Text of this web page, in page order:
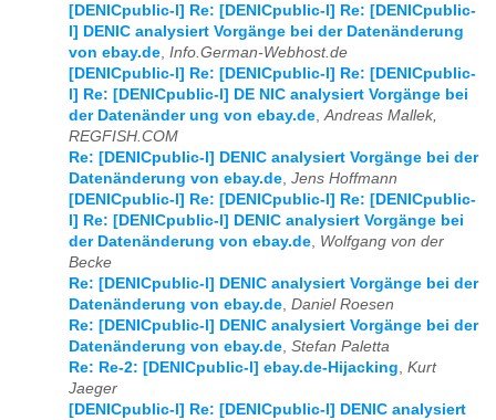
[DENICpublic-l] Re: [DENICpublic-l] Re: [DENICpublic-
l] DENIC analysiert Vorgänge bei der Datenänderung
von ebay.de, Info.German-Webhost.de
[DENICpublic-l] Re: [DENICpublic-l] Re: [DENICpublic-
l] Re: [DENICpublic-l] DE NIC analysiert Vorgänge bei
der Datenänder ung von ebay.de,Andreas Mallek,
REGFISH.COM
Re: [DENICpublic-l] DENIC analysiert Vorgänge bei der
Datenänderung von ebay.de, Jens Hoffmann
[DENICpublic-l] Re: [DENICpublic-l] Re: [DENICpublic-
l] Re: [DENICpublic-l] DENIC analysiert Vorgänge bei
der Datenänderung von ebay.de, Wolfgang von der
Becke
Re: [DENICpublic-l] DENIC analysiert Vorgänge bei der
Datenänderung von ebay.de, Daniel Roesen
Re: [DENICpublic-l] DENIC analysiert Vorgänge bei der
Datenänderung von ebay.de, Stefan Paletta
Re: Re-2: [DENICpublic-l] ebay.de-Hijacking, Kurt
Jaeger
[DENICpublic-l] Re: [DENICpublic-l] DENIC analysiert